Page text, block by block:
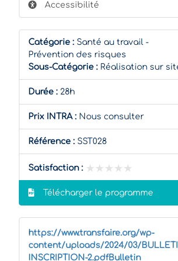
Accessibilité
Catégorie : Santé au travail -
Prévention des risques
Sous-Catégorie : Réalisation sur
Durée : 28h
Prix INTRA : Nous consulter
Référence : SST028
Satisfaction : ★★★★★
★★★★★
Télécharger le programme
https://www.transfaire.org/wp-
content/uploads/2024/03/
INSCRIPTION-2.pdfBulletin